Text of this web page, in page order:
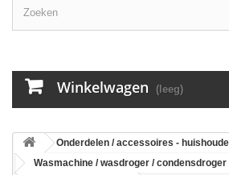
Winkelwagen (leeg)
Onderdelen / accessoires -
Wasmachine / wasdroger /